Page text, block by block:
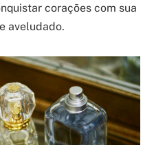
corações com sua
aveludado.